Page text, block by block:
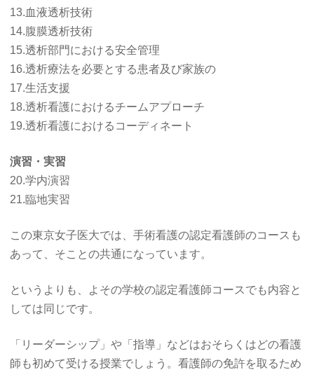
13.血液透析技術
14.腹膜透析技術
15.透析部門における安全管理
16.透析療法を必要とする患者及び家族の
17.生活支援
18.透析看護におけるチームアプローチ
19.透析看護におけるコーディネート
演習・実習
20.学内演習
21.臨地実習
この東京女子医大では、手術看護の認定看護師のコースも
あって、そことの共通になっています。
というよりも、よその学校の認定看護師コースでも内容と
しては同じです。
「リーダーシップ」や「指導」などはおそらくはどの看護
師も初めて受ける授業でしょう。看護師の免許を取るため